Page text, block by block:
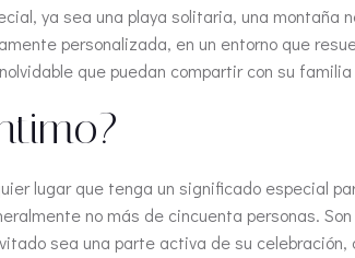
ya sea una playa solitaria, una
personalizada, en un entorno que
que puedan compartir con su
lugar que tenga un significado especial
no más de cincuenta personas.
sea una parte activa de su celebración,